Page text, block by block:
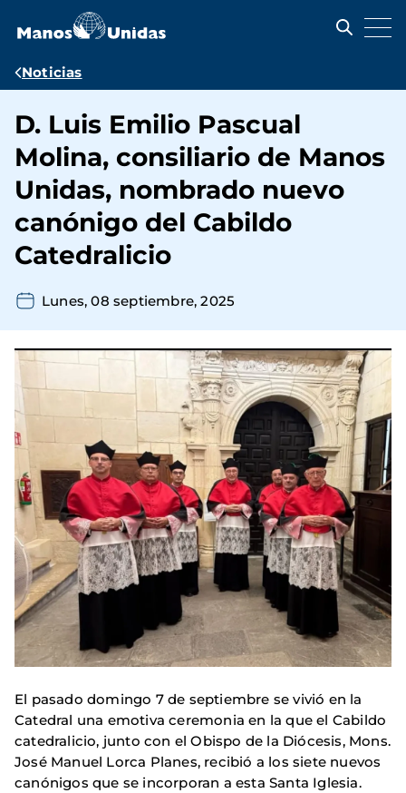
contenido
Ruta
navegación
Noticias
D. Luis Emilio Pascual
Molina, consiliario de Manos
Unidas, nombrado nuevo
canónigo del Cabildo
Catedralicio
Lunes, 08 septiembre, 2025
El pasado domingo 7 de septiembre se vivió en la
Catedral una emotiva ceremonia en la que el Cabildo
catedralicio, junto con el Obispo de la Diócesis, Mons.
José Manuel Lorca Planes, recibió a los siete nuevos
canónigos que se incorporan a esta Santa Iglesia.